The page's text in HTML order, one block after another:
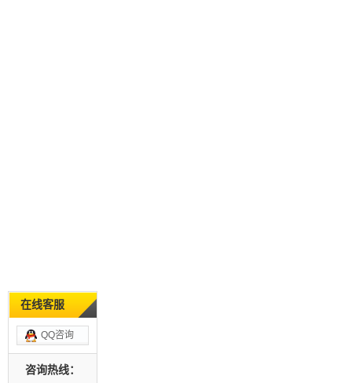
在线客服
QQ咨询
咨询热线：